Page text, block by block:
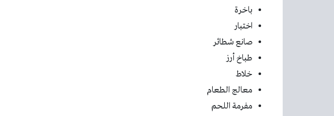
باخرة
اختبار
صانع شطائر
طباخ أرز
خلاط
معالج الطعام
مفرمة اللحم